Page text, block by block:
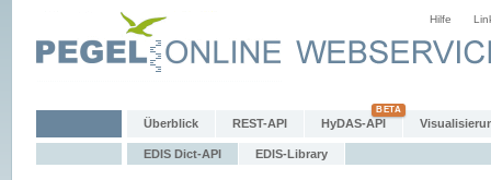
Hilfe
Überblick REST-API HyDAS-API
EDIS Dict-API EDIS-Library